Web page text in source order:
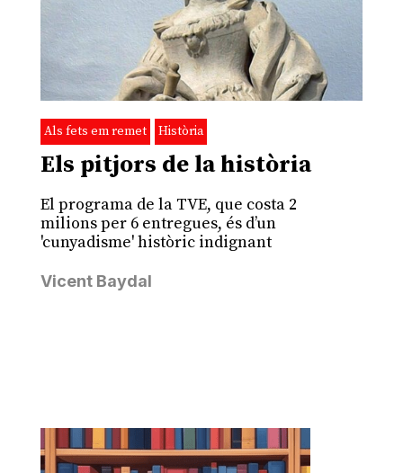
Als fets em remet Història
Els pitjors de la història
El programa de la TVE, que costa 2
milions per 6 entregues, és d’un
'cunyadisme' històric indignant
Vicent Baydal